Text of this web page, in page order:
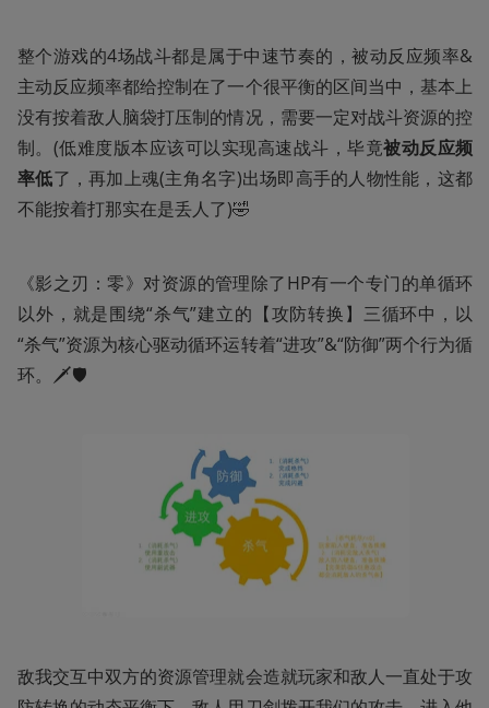
整个游戏的4场战斗都是属于中速节奏的，被动反应频率&
主动反应频率都给控制在了一个很平衡的区间当中，基本上
没有按着敌人脑袋打压制的情况，需要一定对战斗资源的控
制。(低难度版本应该可以实现高速战斗，毕竟被动反应频
率低了，再加上魂(主角名字)出场即高手的人物性能，这都
不能按着打那实在是丢人了)🤣
《影之刃：零》对资源的管理除了HP有一个专门的单循环
以外，就是围绕“杀气”建立的【攻防转换】三循环中，以
“杀气”资源为核心驱动循环运转着“进攻”&“防御”两个行为循
环。🗡️🛡️
敌我交互中双方的资源管理就会造就玩家和敌人一直处于攻